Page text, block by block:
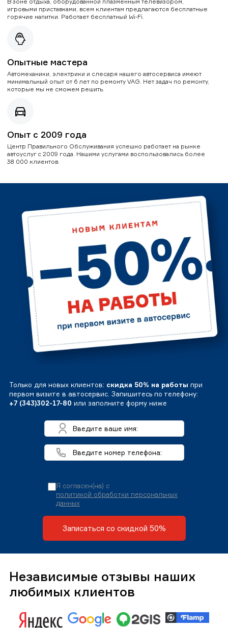
игровыми приставками, всем клиентам предлагаются бесплатные
горячие напитки. Работает бесплатный Wi-Fi.
Опытные мастера
Автомеханики, электрики и слесаря нашего автосервиса имеют
минимальный опыт от 6 лет по ремонту VAG. Нет задач по ремонту,
которые мы не сможем решить.
Опыт с 2009 года
Центр Правильного Обслуживания успешно работает на рынке
автоуслуг с 2009 года. Нашими услугами воспользовались более
38 000 клиентов.
Только для новых клиентов: скидка 50% на работы при
первом визите в автосервис. Запишитесь по телефону:
+7 (343)302-17-80 или заполните форму ниже
Я согласен(на) с
политикой обработки персональных
данных
Записаться со скидкой 50%
Независимые отзывы наших
любимых клиентов